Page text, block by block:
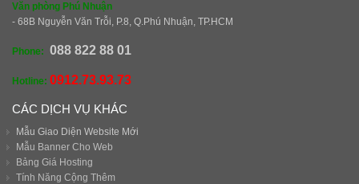
Văn phòng Phú Nhuận
- 68B Nguyễn Văn Trỗi, P.8, Q.Phú Nhuận, TP.HCM
Phone: 088 822 88 01
Hotline: 0912.73.93.73
CÁC DỊCH VỤ KHÁC
Mẫu Giao Diện Website Mới
Mẫu Banner Cho Web
Bảng Giá Hosting
Tính Năng Cộng Thêm